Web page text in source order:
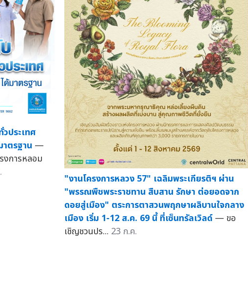
ประเทศ
ตรฐาน —
งการหลอม
"งานโครงการหลวง 57" เฉลิมพระเกียรติฯ ผ่าน
"พรรณพืชพระราชทาน สืบสาน รักษา ต่อยอดจาก
ดอยสู่เมือง" ตระการตาสวนพฤกษาผลิบานใจกลาง
เมือง เริ่ม 1-12 ส.ค. 69 นี้ ที่เซ็นทรัลเวิลด์ — ขอ
เชิญชวนปร... 23 ก.ค.